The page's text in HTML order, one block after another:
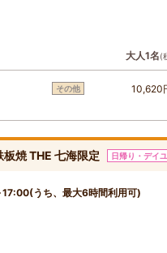
大人1名(
その他 10,620
焼 THE 七海限定 日帰り・デイ
うち、最大6時間利用可)